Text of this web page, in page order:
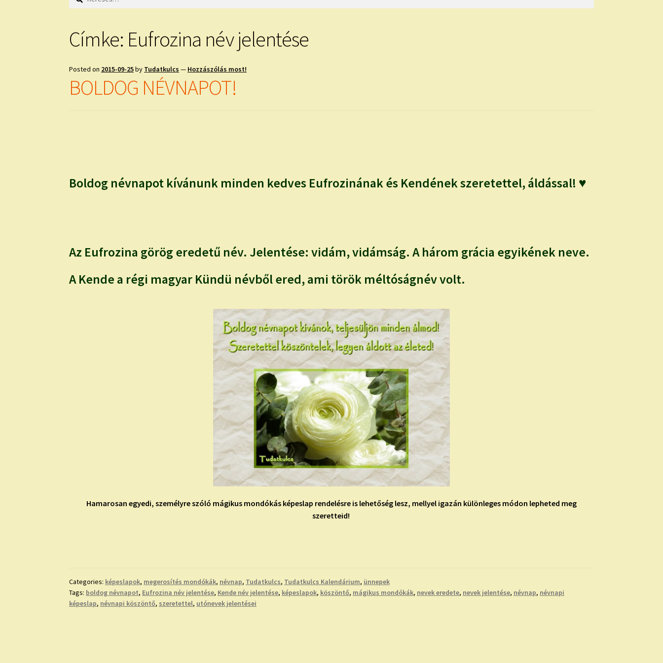
Címke: Eufrozina név jelentése
Posted on 2015-09-25by Tudatkulcs — Hozzászólás most!
BOLDOG NÉVNAPOT!
Boldog névnapot kívánunk minden kedves Eufrozinának és Kendének szeretettel, áldással! ♥
Az Eufrozina görög eredetű név. Jelentése: vidám, vidámság. A három grácia egyikének neve.
A Kende a régi magyar Kündü névből ered, ami török méltóságnév volt.
Hamarosan egyedi, személyre szóló mágikus mondókás képeslap rendelésre is lehetőség lesz, mellyel igazán különleges módon lepheted meg
szeretteid!
Categories: képeslapok, megerosítés mondókák, névnap, Tudatkulcs, Tudatkulcs Kalendárium, ünnepek
Tags: boldog névnapot, Eufrozina név jelentése, Kende név jelentése, képeslapok, köszöntő, mágikus mondókák, nevek eredete, nevek jelentése, névnap, névnapi
képeslap, névnapi köszöntő, szeretettel, utónevek jelentései